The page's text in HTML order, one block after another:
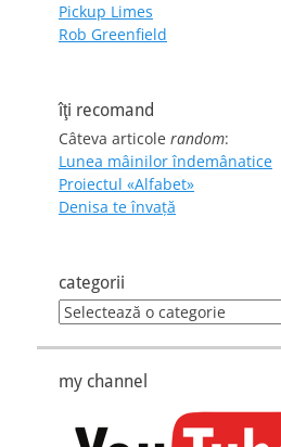
Pickup Limes
Rob Greenfield
îţi recomand
Câteva articole random:
Lunea mâinilor îndemânatice
Proiectul «Alfabet»
Denisa te învaţă
categorii
categorii
my channel